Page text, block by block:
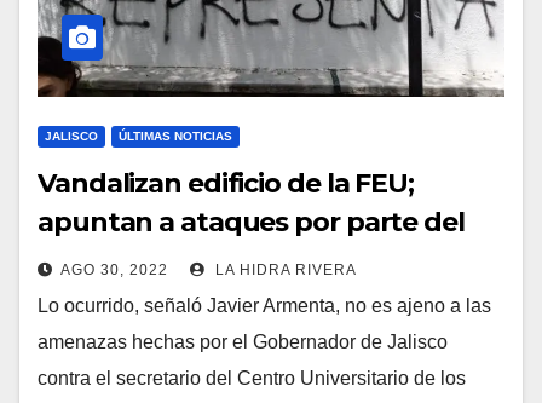
JALISCO ÚLTIMAS NOTICIAS
Vandalizan edificio de la FEU;
apuntan a ataques por parte del
Gobierno.
AGO 30, 2022 LA HIDRA RIVERA
Lo ocurrido, señaló Javier Armenta, no es ajeno a las
amenazas hechas por el Gobernador de Jalisco
contra el secretario del Centro Universitario de los